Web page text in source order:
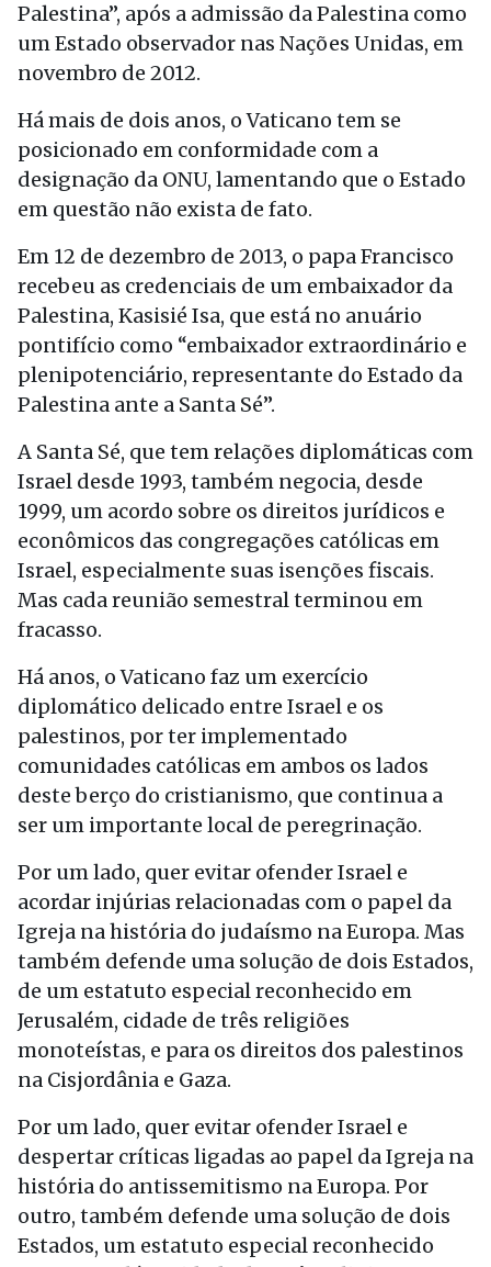
Palestina”, após a admissão da Palestina como
um Estado observador nas Nações Unidas, em
novembro de 2012.
Há mais de dois anos, o Vaticano tem se
posicionado em conformidade com a
designação da ONU, lamentando que o Estado
em questão não exista de fato.
Em 12 de dezembro de 2013, o papa Francisco
recebeu as credenciais de um embaixador da
Palestina, Kasisié Isa, que está no anuário
pontifício como “embaixador extraordinário e
plenipotenciário, representante do Estado da
Palestina ante a Santa Sé”.
A Santa Sé, que tem relações diplomáticas com
Israel desde 1993, também negocia, desde
1999, um acordo sobre os direitos jurídicos e
econômicos das congregações católicas em
Israel, especialmente suas isenções fiscais.
Mas cada reunião semestral terminou em
fracasso.
Há anos, o Vaticano faz um exercício
diplomático delicado entre Israel e os
palestinos, por ter implementado
comunidades católicas em ambos os lados
deste berço do cristianismo, que continua a
ser um importante local de peregrinação.
Por um lado, quer evitar ofender Israel e
acordar injúrias relacionadas com o papel da
Igreja na história do judaísmo na Europa. Mas
também defende uma solução de dois Estados,
de um estatuto especial reconhecido em
Jerusalém, cidade de três religiões
monoteístas, e para os direitos dos palestinos
na Cisjordânia e Gaza.
Por um lado, quer evitar ofender Israel e
despertar críticas ligadas ao papel da Igreja na
história do antissemitismo na Europa. Por
outro, também defende uma solução de dois
Estados, um estatuto especial reconhecido